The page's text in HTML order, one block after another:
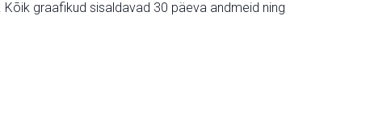
graafikud sisaldavad 30 päeva andmeid ning